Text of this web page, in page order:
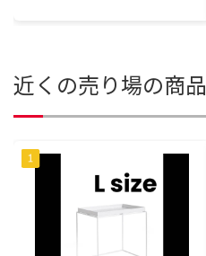
近くの売り場の商品